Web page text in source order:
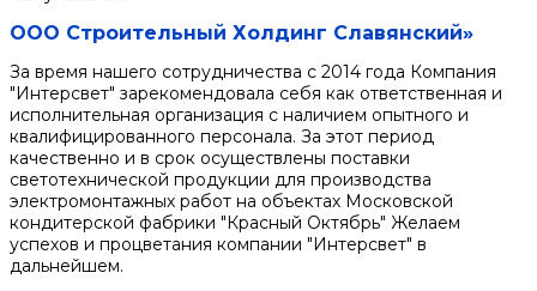
ООО Строительный Холдинг Славянский»
За время нашего сотрудничества с 2014 года Компания
"Интерсвет" зарекомендовала себя как ответственная и
исполнительная организация с наличием опытного и
квалифицированного персонала. За этот период
качественно и в срок осуществлены поставки
светотехнической продукции для производства
электромонтажных работ на объектах Московской
кондитерской фабрики "Красный Октябрь" Желаем
успехов и процветания компании "Интерсвет" в
дальнейшем.